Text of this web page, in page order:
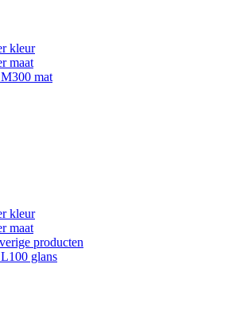
kleur
maat
mat
kleur
maat
producten
glans